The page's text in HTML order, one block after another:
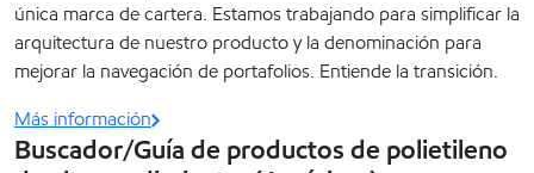
única marca de cartera. Estamos trabajando para simplificar la
arquitectura de nuestro producto y la denominación para
mejorar la navegación de portafolios. Entiende la transición.
Más información
Buscador/Guía de productos de polietileno